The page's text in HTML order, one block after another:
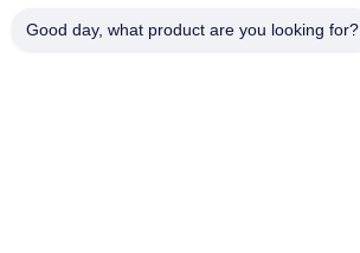
Good day, what product are you looking for?